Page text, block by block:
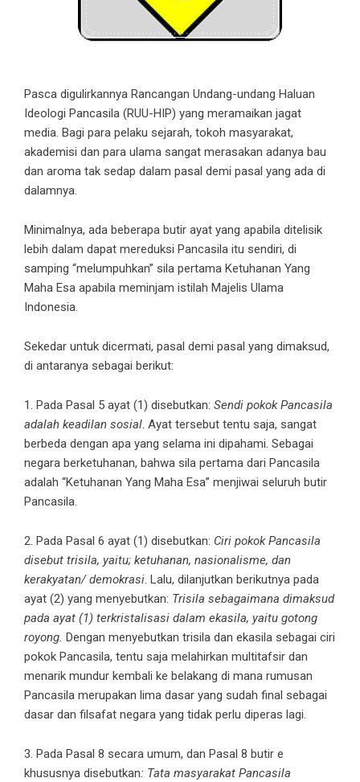
Pasca digulirkannya Rancangan Undang-undang Haluan
Ideologi Pancasila (RUU-HIP) yang meramaikan jagat
media. Bagi para pelaku sejarah, tokoh masyarakat,
akademisi dan para ulama sangat merasakan adanya bau
dan aroma tak sedap dalam pasal demi pasal yang ada di
dalamnya.
Minimalnya, ada beberapa butir ayat yang apabila ditelisik
lebih dalam dapat mereduksi Pancasila itu sendiri, di
samping “melumpuhkan” sila pertama Ketuhanan Yang
Maha Esa apabila meminjam istilah Majelis Ulama
Indonesia.
Sekedar untuk dicermati, pasal demi pasal yang dimaksud,
di antaranya sebagai berikut:
1. Pada Pasal 5 ayat (1) disebutkan: Sendi pokok Pancasila
adalah keadilan sosial. Ayat tersebut tentu saja, sangat
berbeda dengan apa yang selama ini dipahami. Sebagai
negara berketuhanan, bahwa sila pertama dari Pancasila
adalah “Ketuhanan Yang Maha Esa” menjiwai seluruh butir
Pancasila.
2. Pada Pasal 6 ayat (1) disebutkan: Ciri pokok Pancasila
disebut trisila, yaitu; ketuhanan, nasionalisme, dan
kerakyatan/ demokrasi. Lalu, dilanjutkan berikutnya pada
ayat (2) yang menyebutkan: Trisila sebagaimana dimaksud
pada ayat (1) terkristalisasi dalam ekasila, yaitu gotong
royong. Dengan menyebutkan trisila dan ekasila sebagai ciri
pokok Pancasila, tentu saja melahirkan multitafsir dan
menarik mundur kembali ke belakang di mana rumusan
Pancasila merupakan lima dasar yang sudah final sebagai
dasar dan filsafat negara yang tidak perlu diperas lagi.
3. Pada Pasal 8 secara umum, dan Pasal 8 butir e
khususnya disebutkan: Tata masyarakat Pancasila